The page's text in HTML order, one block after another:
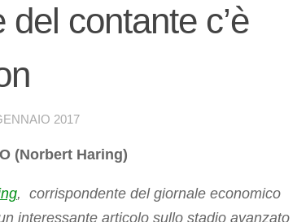
contante c’è
2017
(Norbert Haring)
, corrispondente del giornale economico
interessante articolo sullo stadio avanzato